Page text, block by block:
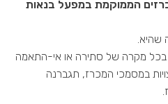
הממוקמת במפעל בנאות
שהיא.
מקרה של סתירה או אי-התאמה
במסמכי המכרז, תגברנה